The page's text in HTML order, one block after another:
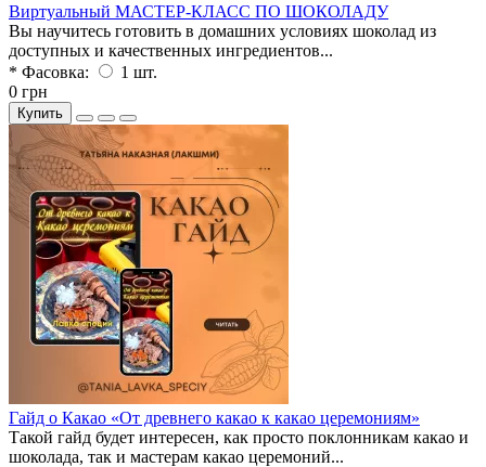
Виртуальный МАСТЕР-КЛАСС ПО ШОКОЛАДУ
Вы научитесь готовить в домашних условиях шоколад из
доступных и качественных ингредиентов...
* Фасовка:
1 шт.
0 грн
Купить
Гайд о Какао «От древнего какао к какао церемониям»
Такой гайд будет интересен, как просто поклонникам какао и
шоколада, так и мастерам какао церемоний...